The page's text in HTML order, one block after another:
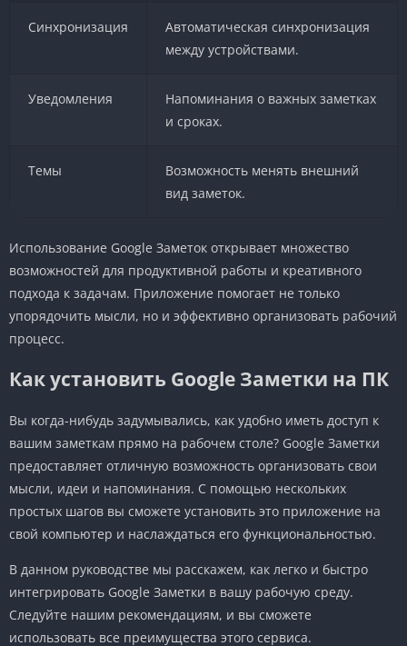
Синхронизация
Автоматическая синхронизация
между устройствами.
Уведомления
Напоминания о важных заметках
и сроках.
Темы
Возможность менять внешний
вид заметок.
Использование Google Заметок открывает множество
возможностей для продуктивной работы и креативного
подхода к задачам. Приложение помогает не только
упорядочить мысли, но и эффективно организовать рабочий
процесс.
Как установить Google Заметки на ПК
Вы когда-нибудь задумывались, как удобно иметь доступ к
вашим заметкам прямо на рабочем столе? Google Заметки
предоставляет отличную возможность организовать свои
мысли, идеи и напоминания. С помощью нескольких
простых шагов вы сможете установить это приложение на
свой компьютер и наслаждаться его функциональностью.
В данном руководстве мы расскажем, как легко и быстро
интегрировать Google Заметки в вашу рабочую среду.
Следуйте нашим рекомендациям, и вы сможете
использовать все преимущества этого сервиса.